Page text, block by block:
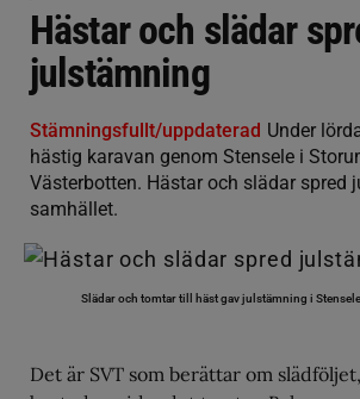
Hästar och slädar
julstämning
Stämningsfullt/uppdaterad Under
hästig karavan genom Stensele i
Västerbotten. Hästar och slädar spred
samhället.
Slädar och tomtar till häst gav julstämning i Stensele.
Det är SVT som berättar om